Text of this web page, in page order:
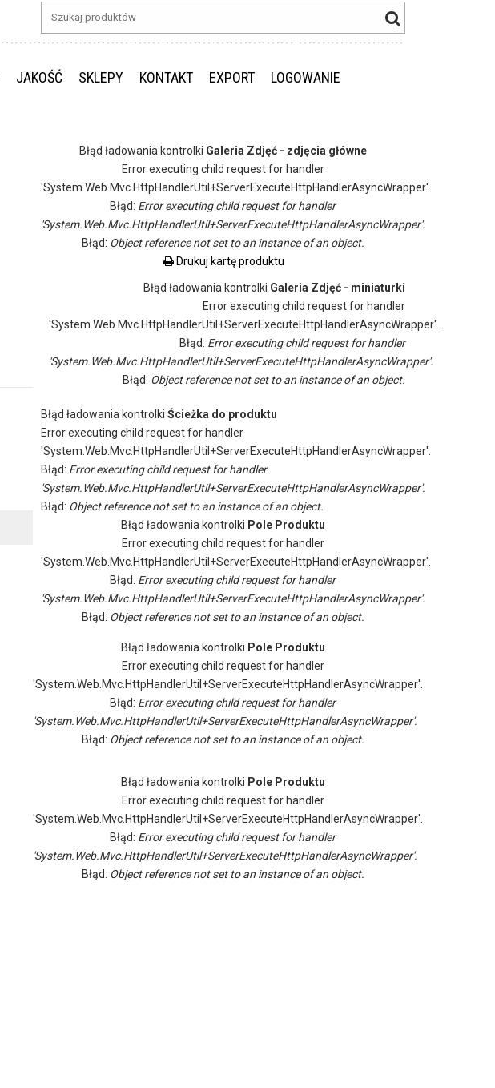
JAKOŚĆ SKLEPY KONTAKT EXPORT LOGOWANIE
Błąd ładowania kontrolki Galeria Zdjęć - zdjęcia główne
Error executing child request for handler
'System.Web.Mvc.HttpHandlerUtil+ServerExecuteHttpHandlerAsyncWrapper'.
Błąd: Error executing child request for handler
'System.Web.Mvc.HttpHandlerUtil+ServerExecuteHttpHandlerAsyncWrapper'.
Błąd: Object reference not set to an instance of an object.
Drukuj kartę produktu
Błąd ładowania kontrolki Galeria Zdjęć - miniaturki
Error executing child request for handler
'System.Web.Mvc.HttpHandlerUtil+ServerExecuteHttpHandlerAsyncWrapper'.
Błąd: Error executing child request for handler
'System.Web.Mvc.HttpHandlerUtil+ServerExecuteHttpHandlerAsyncWrapper'.
Błąd: Object reference not set to an instance of an object.
Błąd ładowania kontrolki Ścieżka do produktu
Error executing child request for handler
'System.Web.Mvc.HttpHandlerUtil+ServerExecuteHttpHandlerAsyncWrapper'.
Błąd: Error executing child request for handler
'System.Web.Mvc.HttpHandlerUtil+ServerExecuteHttpHandlerAsyncWrapper'.
Błąd: Object reference not set to an instance of an object.
Błąd ładowania kontrolki Pole Produktu
Error executing child request for handler
'System.Web.Mvc.HttpHandlerUtil+ServerExecuteHttpHandlerAsyncWrapper'.
Błąd: Error executing child request for handler
'System.Web.Mvc.HttpHandlerUtil+ServerExecuteHttpHandlerAsyncWrapper'.
Błąd: Object reference not set to an instance of an object.
Błąd ładowania kontrolki Pole Produktu
Error executing child request for handler
'System.Web.Mvc.HttpHandlerUtil+ServerExecuteHttpHandlerAsyncWrapper'.
Błąd: Error executing child request for handler
'System.Web.Mvc.HttpHandlerUtil+ServerExecuteHttpHandlerAsyncWrapper'.
Błąd: Object reference not set to an instance of an object.
Błąd ładowania kontrolki Pole Produktu
Error executing child request for handler
'System.Web.Mvc.HttpHandlerUtil+ServerExecuteHttpHandlerAsyncWrapper'.
Błąd: Error executing child request for handler
'System.Web.Mvc.HttpHandlerUtil+ServerExecuteHttpHandlerAsyncWrapper'.
Błąd: Object reference not set to an instance of an object.